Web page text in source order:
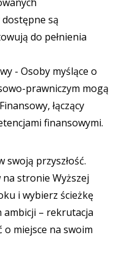
są
do pełnienia
- Osoby myślące o
prawniczym mogą
łączący
finansowymi.
swoją przyszłość.
stronie Wyższej
i wybierz ścieżkę
– rekrutacja
miejsce na swoim